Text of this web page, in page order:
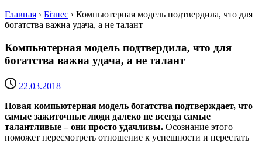
Главная › Бізнес › Компьютерная модель подтвердила, что для
богатства важна удача, а не талант
Компьютерная модель подтвердила, что для
богатства важна удача, а не талант
22.03.2018
Новая компьютерная модель богатства подтверждает, что
самые зажиточные люди далеко не всегда самые
талантливые – они просто удачливы. Осознание этого
поможет пересмотреть отношение к успешности и перестать